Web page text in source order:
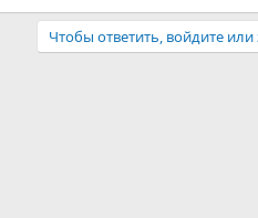
Чтобы ответить, войдите или